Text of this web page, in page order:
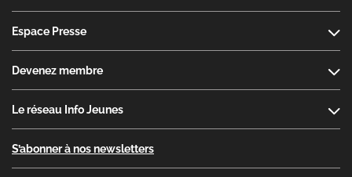
Espace Presse
Devenez membre
Le réseau Info Jeunes
S’abonner à nos newsletters